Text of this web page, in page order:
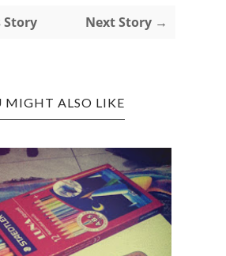
Story Next Story →
MIGHT ALSO LIKE